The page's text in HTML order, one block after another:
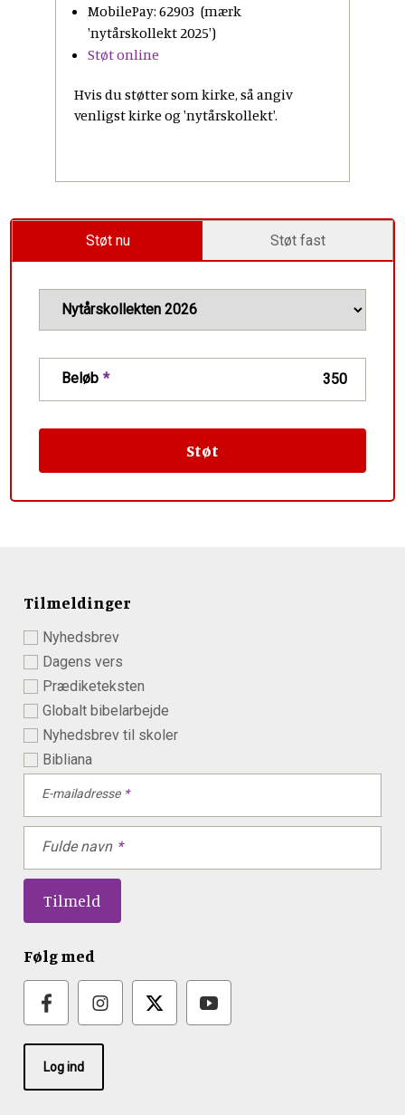
MobilePay: 62903 (mærk
'nytårskollekt 2025')
Støt online
Hvis du støtter som kirke, så angiv
venligst kirke og 'nytårskollekt'.
Støt nu Støt fast
Beløb
Tilmeldinger
Nyhedsbrev
Dagens vers
Prædiketeksten
Globalt bibelarbejde
Nyhedsbrev til skoler
Bibliana
E-mailadresse
Fulde navn
Følg med
Log ind